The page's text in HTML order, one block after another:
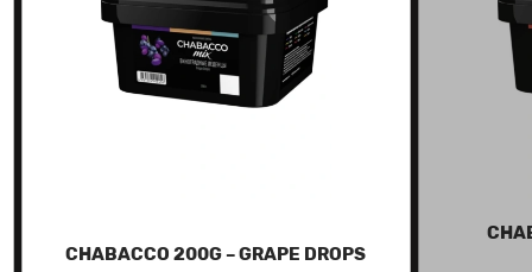
CHABACCO 200G – GRAPE DROPS